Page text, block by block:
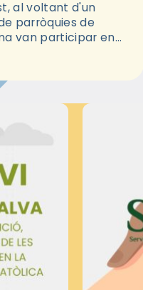
al voltant d'un
parròquies de
van participar en
organitzades pel